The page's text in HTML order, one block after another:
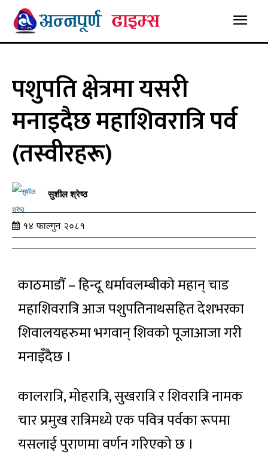
पशुपति क्षेत्रमा यसरी
मनाइदैछ महाशिवरात्रि पर्व
(तस्वीरहरू)
सुशील श्रेष्ठ
१४ फाल्गुन २०८१
काठमाडौं – हिन्दू धर्मावलम्बीको महान् चाड
महाशिवरात्रि आज पशुपतिनाथसहित देशभरका
शिवालयहरुमा भगवान् शिवको पूजाआजा गरी
मनाइँदैछ ।
कालरात्रि, मोहरात्रि, सुखरात्रि र शिवरात्रि नामक
चार प्रमुख रात्रिमध्ये एक पवित्र पर्वका रूपमा
यसलाई पुराणमा वर्णन गरिएको छ ।